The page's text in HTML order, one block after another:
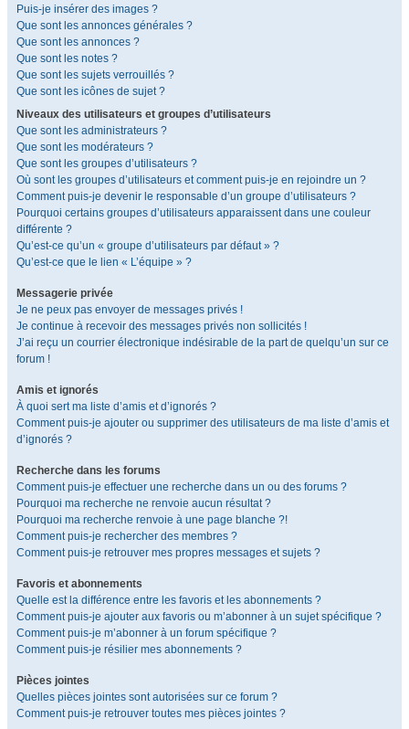
Puis-je insérer des images ?
Que sont les annonces générales ?
Que sont les annonces ?
Que sont les notes ?
Que sont les sujets verrouillés ?
Que sont les icônes de sujet ?
Niveaux des utilisateurs et groupes d’utilisateurs
Que sont les administrateurs ?
Que sont les modérateurs ?
Que sont les groupes d’utilisateurs ?
Où sont les groupes d’utilisateurs et comment puis-je en rejoindre un ?
Comment puis-je devenir le responsable d’un groupe d’utilisateurs ?
Pourquoi certains groupes d’utilisateurs apparaissent dans une couleur
différente ?
Qu’est-ce qu’un « groupe d’utilisateurs par défaut » ?
Qu’est-ce que le lien « L’équipe » ?
Messagerie privée
Je ne peux pas envoyer de messages privés !
Je continue à recevoir des messages privés non sollicités !
J’ai reçu un courrier électronique indésirable de la part de quelqu’un sur ce
forum !
Amis et ignorés
À quoi sert ma liste d’amis et d’ignorés ?
Comment puis-je ajouter ou supprimer des utilisateurs de ma liste d’amis et
d’ignorés ?
Recherche dans les forums
Comment puis-je effectuer une recherche dans un ou des forums ?
Pourquoi ma recherche ne renvoie aucun résultat ?
Pourquoi ma recherche renvoie à une page blanche ?!
Comment puis-je rechercher des membres ?
Comment puis-je retrouver mes propres messages et sujets ?
Favoris et abonnements
Quelle est la différence entre les favoris et les abonnements ?
Comment puis-je ajouter aux favoris ou m’abonner à un sujet spécifique ?
Comment puis-je m’abonner à un forum spécifique ?
Comment puis-je résilier mes abonnements ?
Pièces jointes
Quelles pièces jointes sont autorisées sur ce forum ?
Comment puis-je retrouver toutes mes pièces jointes ?